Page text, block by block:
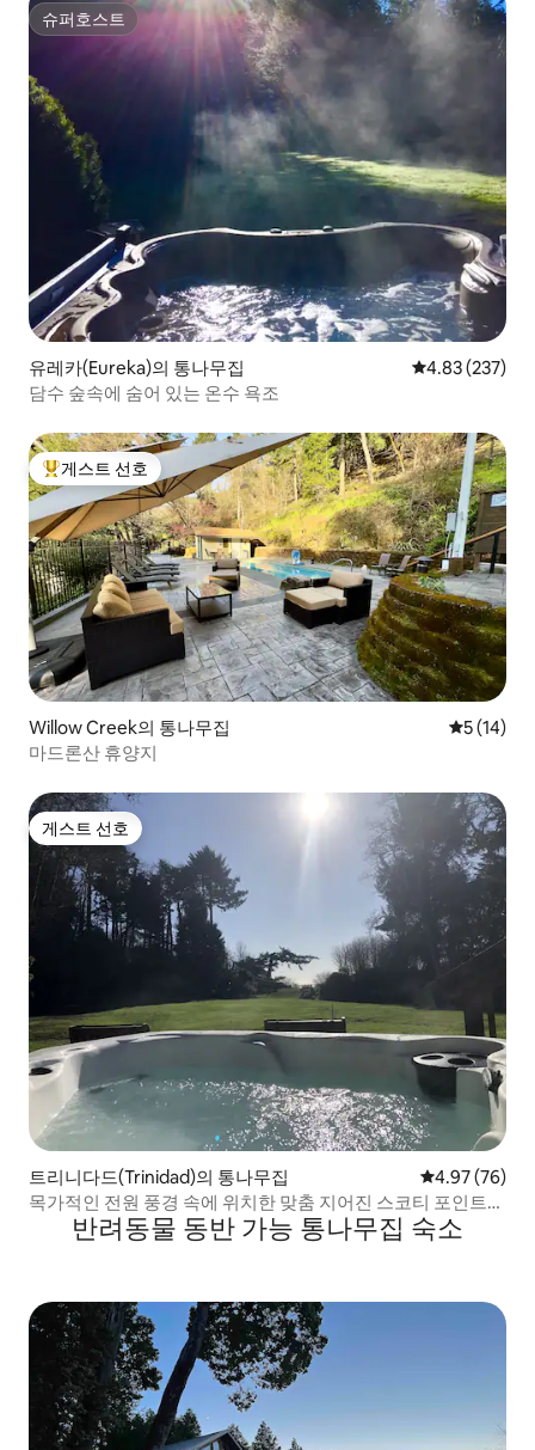
슈퍼호스트
슈퍼호스트
유레카(Eureka)의 통나무집 평점 4.83점(5
4.83 (237)
담수 숲속에 숨어 있는 온수 욕조
상위 게스트 선호
게스트 선호
Willow Creek의 통나무집 평점 5점
5 (14)
마드론산 휴양지
게스트 선호
게스트 선호
트리니다드(Trinidad)의 통나무집 평점 4.97점(5
4.97 (76)
목가적인 전원 풍경 속에 위치한 맞춤 지어진 스코티 포인트
통나무집반려동물 동반 가능 통나무집 숙소